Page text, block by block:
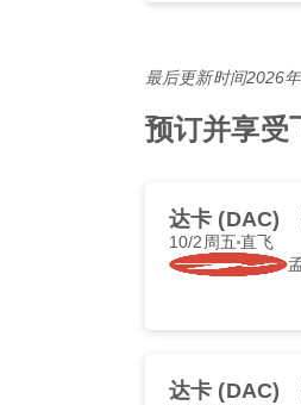
最后更新时间2026
预订并享
达卡 (DAC)
10/2周五 直飞
达卡 (DAC)